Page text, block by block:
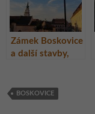
Zámek Boskovice
a další stavby,
krajBOSKOVICE